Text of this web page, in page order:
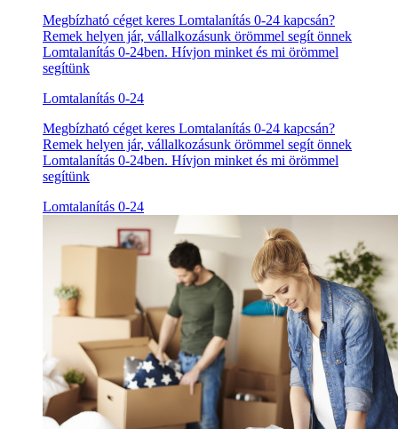
Megbízható céget keres Lomtalanítás 0-24 kapcsán?
Remek helyen jár, vállalkozásunk örömmel segít önnek
Lomtalanítás 0-24ben. Hívjon minket és mi örömmel
segítünk
Lomtalanítás 0-24
Megbízható céget keres Lomtalanítás 0-24 kapcsán?
Remek helyen jár, vállalkozásunk örömmel segít önnek
Lomtalanítás 0-24ben. Hívjon minket és mi örömmel
segítünk
Lomtalanítás 0-24